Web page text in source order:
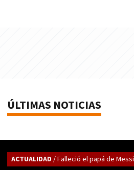
ÚLTIMAS NOTICIAS
ACTUALIDAD / Falleció el papá de Messi